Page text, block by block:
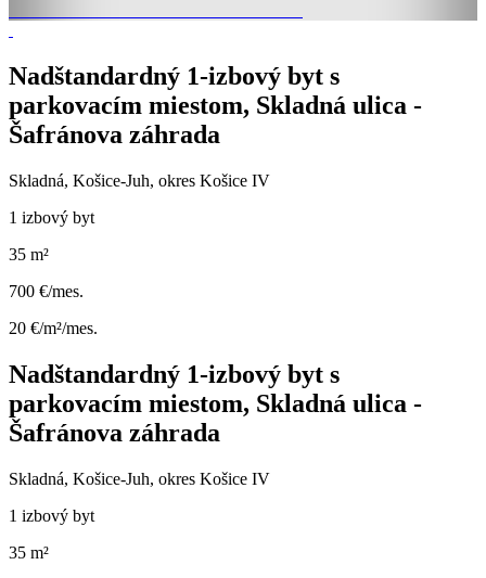
Nadštandardný 1-izbový byt s
parkovacím miestom, Skladná ulica -
Šafránova záhrada
Skladná, Košice-Juh, okres Košice IV
1 izbový byt
35 m²
700 €/mes.
20 €/m²/mes.
Nadštandardný 1-izbový byt s
parkovacím miestom, Skladná ulica -
Šafránova záhrada
Skladná, Košice-Juh, okres Košice IV
1 izbový byt
35 m²